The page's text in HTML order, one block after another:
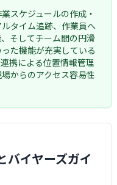
スケジュールの作成・
タイム追跡、作業員へ
そしてチーム間の円滑
た機能が充実している
携による位置情報管理
からのアクセス容易性
バイヤーズガイ